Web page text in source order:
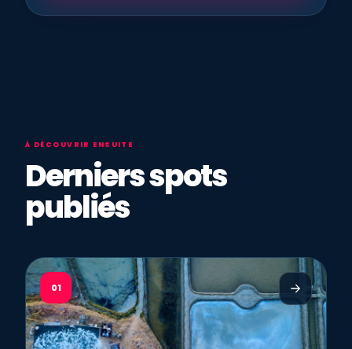
À DÉCOUVRIR ENSUITE
Derniers spots
publiés
01